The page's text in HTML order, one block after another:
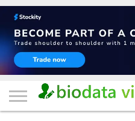
HOME
FILTER
KATEGORI
IKLAN
GRATIS
TERVIRAL
TRADING
KOMUNITAS
BERITA
BISNIS
LAINNYA